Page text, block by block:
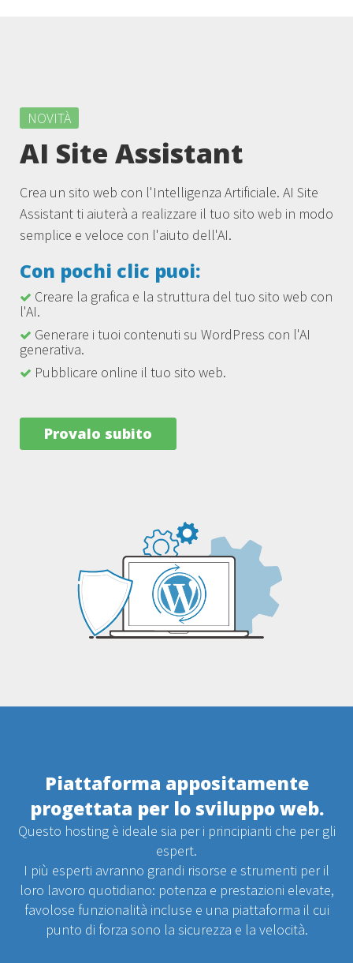
NOVITÀ
AI Site Assistant
Crea un sito web con l'Intelligenza Artificiale. AI Site
Assistant ti aiuterà a realizzare il tuo sito web in modo
semplice e veloce con l'aiuto dell'AI.
Con pochi clic puoi:
Creare la grafica e la struttura del tuo sito web con
l'AI.
Generare i tuoi contenuti su WordPress con l'AI
generativa.
Pubblicare online il tuo sito web.
Provalo subito
Piattaforma appositamente
progettata per lo sviluppo web.
Questo hosting è ideale sia per i principianti che per gli
espert.
I più esperti avranno grandi risorse e strumenti per il
loro lavoro quotidiano: potenza e prestazioni elevate,
favolose funzionalità incluse e una piattaforma il cui
punto di forza sono la sicurezza e la velocità.